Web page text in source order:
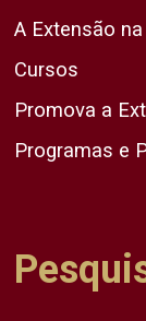
A Extensão
Cursos
Promova a
Programas e